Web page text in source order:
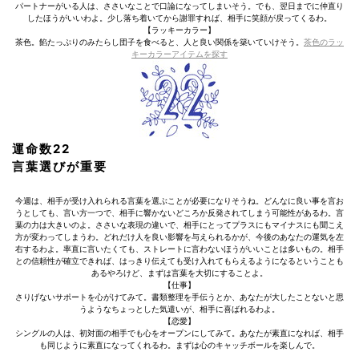
パートナーがいる人は、ささいなことで口論になってしまいそう。でも、翌日までに仲直り
したほうがいいわよ。少し落ち着いてから謝罪すれば、相手に笑顔が戻ってくるわ。
【ラッキーカラー】
茶色。餡たっぷりのみたらし団子を食べると、人と良い関係を築いていけそう。 茶色のラッ
キーカラーアイテムを探す
運命数22
言葉選びが重要
今週は、相手が受け入れられる言葉を選ぶことが必要になりそうね。どんなに良い事を言お
うとしても、言い方一つで、相手に響かないどころか反発されてしまう可能性があるわ。言
葉の力は大きいのよ。ささいな表現の違いで、相手にとってプラスにもマイナスにも聞こえ
方が変わってしまうわ。どれだけ人を良い影響を与えられるかが、今後のあなたの運気を左
右するわよ。率直に言いたくても、ストレートに言わないほうがいいことは多いもの。相手
との信頼性が確立できれば、はっきり伝えても受け入れてもらえるようになるということも
あるやろけど、まずは言葉を大切にすることよ。
【仕事】
さりげないサポートを心がけてみて。書類整理を手伝うとか、あなたが大したことないと思
うようなちょっとした気遣いが、相手に喜ばれるわよ。
【恋愛】
シングルの人は、初対面の相手でも心をオープンにしてみて。あなたが素直になれば、相手
も同じように素直になってくれるわ。まずは心のキャッチボールを楽しんで。